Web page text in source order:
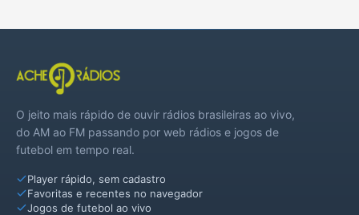
O jeito mais rápido de ouvir rádios brasileiras ao vivo,
do AM ao FM passando por web rádios e jogos de
futebol em tempo real.
Player rápido, sem cadastro
Favoritas e recentes no navegador
Jogos de futebol ao vivo